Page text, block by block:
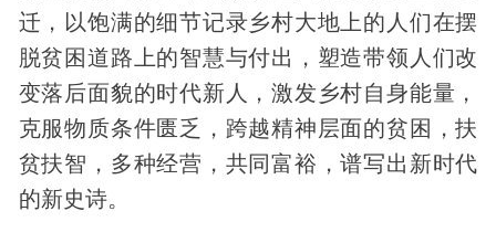
迁，以饱满的细节记录乡村大地上的人们在摆
脱贫困道路上的智慧与付出，塑造带领人们改
变落后面貌的时代新人，激发乡村自身能量，
克服物质条件匮乏，跨越精神层面的贫困，扶
贫扶智，多种经营，共同富裕，谱写出新时代
的新史诗。